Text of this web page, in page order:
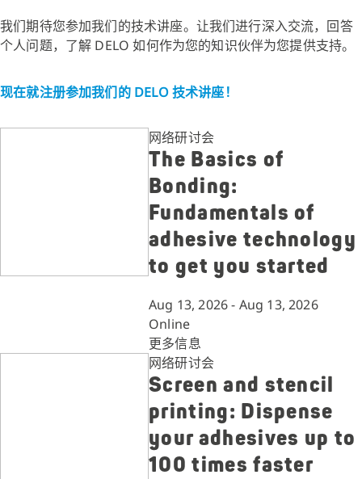
我们期待您参加我们的技术讲座。让我们进行深入交流，回答
个人问题，了解 DELO 如何作为您的知识伙伴为您提供支持。
现在就注册参加我们的 DELO 技术讲座！
网络研讨会
The Basics of
Bonding:
Fundamentals of
adhesive technology
to get you started
Aug 13, 2026 - Aug 13, 2026
Online
更多信息
网络研讨会
Screen and stencil
printing: Dispense
your adhesives up to
100 times faster